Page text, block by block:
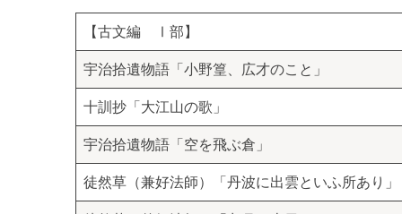
【古文編 Ⅰ部】
宇治拾遺物語「小野篁、広才のこと」
十訓抄「大江山の歌」
宇治拾遺物語「空を飛ぶ倉」
徒然草（兼好法師）「丹波に出雲といふ所あり」